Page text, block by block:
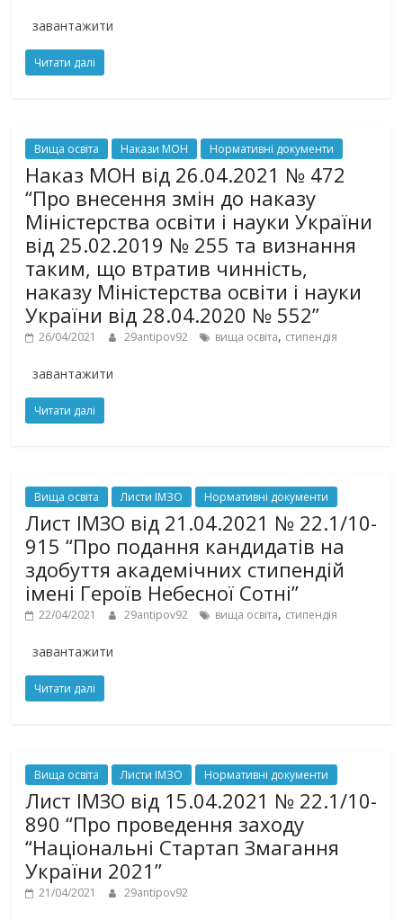
завантажити
Читати далі
Вища освіта Накази МОН Нормативні документи
Наказ МОН від 26.04.2021 № 472
“Про внесення змін до наказу
Міністерства освіти і науки України
від 25.02.2019 № 255 та визнання
таким, що втратив чинність,
наказу Міністерства освіти і науки
України від 28.04.2020 № 552”
26/04/2021 29antipov92 вища освіта, стипендія
завантажити
Читати далі
Вища освіта Листи ІМЗО Нормативні документи
Лист ІМЗО від 21.04.2021 № 22.1/10-
915 “Про подання кандидатів на
здобуття академічних стипендій
імені Героїв Небесної Сотні”
22/04/2021 29antipov92 вища освіта, стипендія
завантажити
Читати далі
Вища освіта Листи ІМЗО Нормативні документи
Лист ІМЗО від 15.04.2021 № 22.1/10-
890 “Про проведення заходу
“Національні Стартап Змагання
України 2021”
21/04/2021 29antipov92